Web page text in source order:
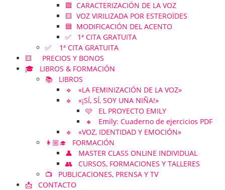
🟪 CARACTERIZACIÓN DE LA VOZ
🟨 VOZ VIRILIZADA POR ESTEROÏDES
🟦 MODIFICACIÓN DEL ACENTO
✅ 1ª CITA GRATUITA
✅ 1ª CITA GRATUITA
🟨 PRECIOS Y BONOS
🎓 LIBROS & FORMACIÓN
📚 LIBROS
🔹 «LA FEMINIZACIÓN DE LA VOZ»
🔹 «¡SÍ, SÍ, SOY UNA NIÑA!»
🩷 EL PROYECTO EMILY
🔸 Emily: Cuaderno de ejercicios PDF
🔹 «VOZ, IDENTIDAD Y EMOCIÓN»
👩🏼‍🎓 FORMACIÓN
👤 MASTER CLASS ONLINE INDIVIDUAL
👥 CURSOS, FORMACIONES Y TALLERES
📺 PUBLICACIONES, PRENSA Y TV
📩 CONTACTO